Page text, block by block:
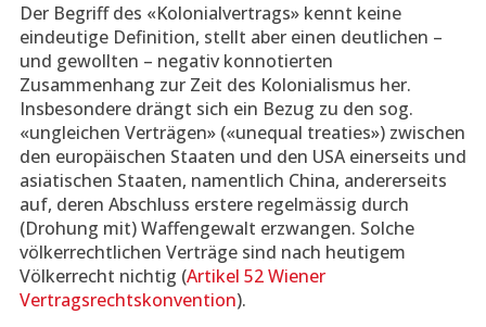
Der Begriff des «Kolonialvertrags» kennt keine
eindeutige Definition, stellt aber einen deutlichen –
und gewollten – negativ konnotierten
Zusammenhang zur Zeit des Kolonialismus her.
Insbesondere drängt sich ein Bezug zu den sog.
«ungleichen Verträgen» («unequal treaties») zwischen
den europäischen Staaten und den USA einerseits und
asiatischen Staaten, namentlich China, andererseits
auf, deren Abschluss erstere regelmässig durch
(Drohung mit) Waffengewalt erzwangen. Solche
völkerrechtlichen Verträge sind nach heutigem
Völkerrecht nichtig (Artikel 52 Wiener
Vertragsrechtskonvention).